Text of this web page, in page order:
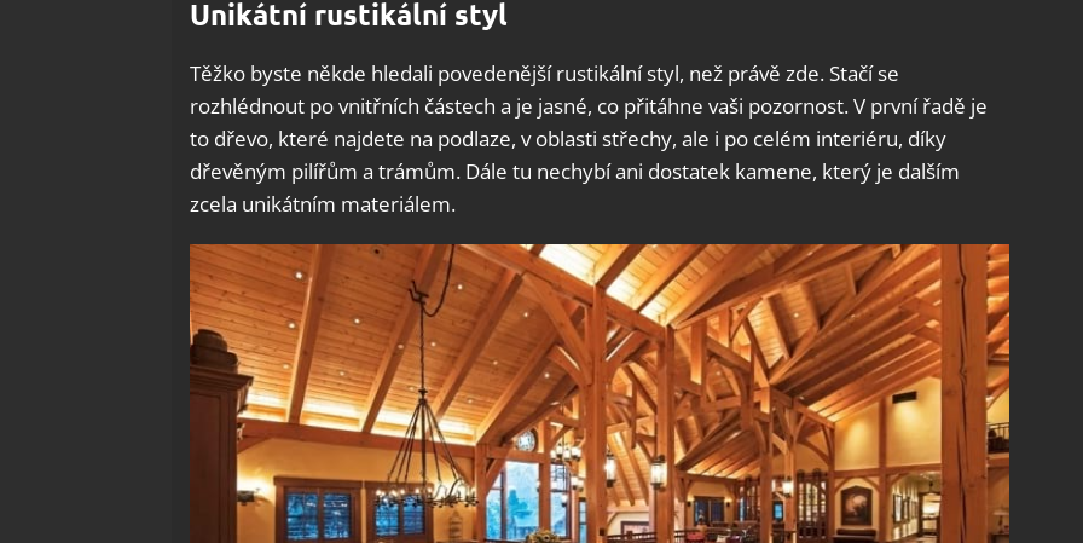
Unikátní rustikální styl
Těžko byste někde hledali povedenější rustikální styl, než právě zde. Stačí se
rozhlédnout po vnitřních částech a je jasné, co přitáhne vaši pozornost. V první řadě je
to dřevo, které najdete na podlaze, v oblasti střechy, ale i po celém interiéru, díky
dřevěným pilířům a trámům. Dále tu nechybí ani dostatek kamene, který je dalším
zcela unikátním materiálem.